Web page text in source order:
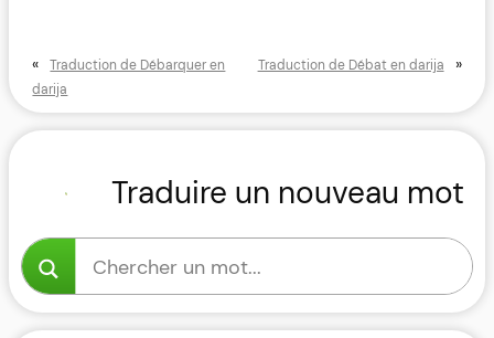
«
Traduction de Débarquer en
darija
Traduction de Débat en darija »
Traduire un nouveau mot